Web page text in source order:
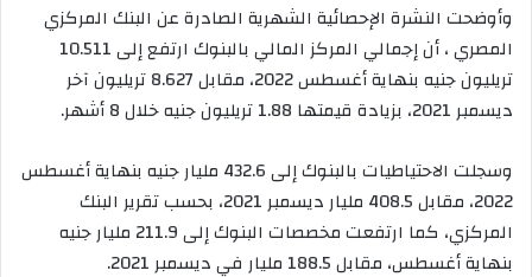
وأوضحت النشرة الإحصائية الشهرية الصادرة عن البنك المركزي
المصري ، أن إجمالي المركز المالي بالبنوك ارتفع إلى 10.511
تريليون جنيه بنهاية أغسطس 2022، مقابل 8.627 تريليون آخر
ديسمبر 2021، بزيادة قيمتها 1.88 تريليون جنيه خلال 8 أشهر.
وسجلت الاحتياطيات بالبنوك إلى 432.6 مليار جنيه بنهاية أغسطس
2022، مقابل 408.5 مليار ديسمبر 2021، بحسب تقرير البنك
المركزي، كما ارتفعت مخصصات البنوك إلى 211.9 مليار جنيه
بنهاية أغسطس، مقابل 188.5 مليار في ديسمبر 2021.